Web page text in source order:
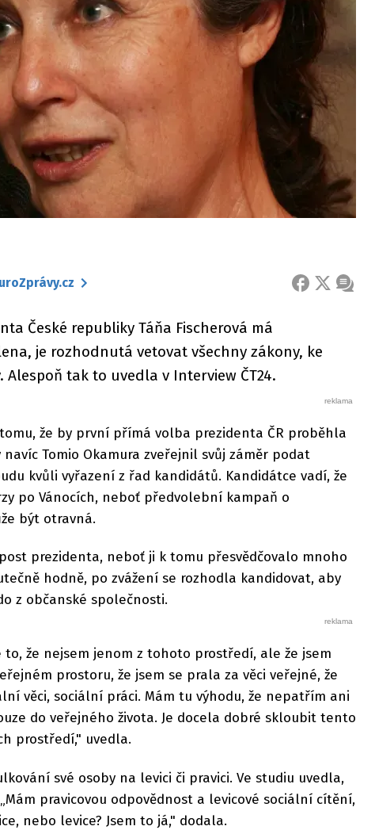
FACEBOOK
X
České republiky Táňa Fischerová má
je rozhodnutá vetovat všechny zákony, ke
tak to uvedla v Interview ČT24.
že by první přímá volba prezidenta ČR proběhla
Tomio Okamura zveřejnil svůj záměr podat
kvůli vyřazení z řad kandidátů. Kandidátce vadí, že
po Vánocích, neboť předvolební kampaň o
být otravná.
prezidenta, neboť ji k tomu přesvědčovalo mnoho
hodně, po zvážení se rozhodla kandidovat, aby
z občanské společnosti.
to, že nejsem jenom z tohoto prostředí, ale že jsem
prostoru, že jsem se prala za věci veřejné, že
věci, sociální práci. Mám tu výhodu, že nepatřím ani
do veřejného života. Je docela dobré skloubit tento
prostředí," uvedla.
své osoby na levici či pravici. Ve studiu uvedla,
pravicovou odpovědnost a levicové sociální cítění,
nebo levice? Jsem to já," dodala.